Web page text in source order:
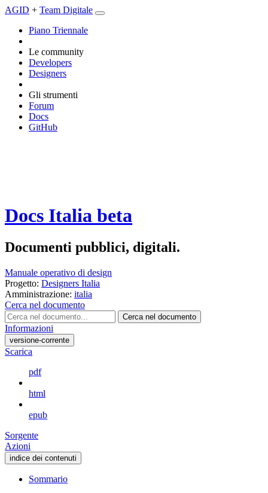
AGID + Team Digitale
Piano Triennale
Le community
Developers
Designers
Gli strumenti
Forum
Docs
GitHub
Docs Italia beta
Documenti pubblici, digitali.
Manuale operativo di design
Progetto: Designers Italia
Amministrazione: italia
Cerca nel documento
Cerca nel documento
Informazioni
versione-corrente
Scarica
pdf
html
epub
Sorgente
Azioni
indice dei contenuti
Sommario